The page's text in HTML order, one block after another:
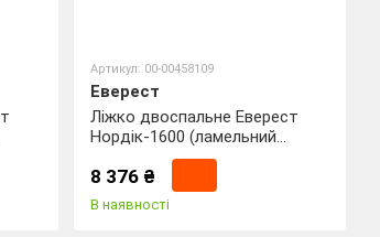
+
Артикул: 00-00458109
Еверест
Ліжко двоспальне Еверест
Нордік-1600 (ламельний
каркас) 160х200 см Білий +
Дуб крафт золотий (DTM-
5555)
8 376 ₴
В наявності